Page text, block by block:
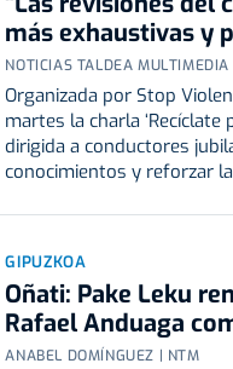
más exhaustivas y
NOTICIAS TALDEA MULTIMEDIA
Organizada por Stop
martes la charla ‘Recíclate
dirigida a conductores
conocimientos y reforzar
GIPUZKOA
Oñati: Pake Leku
Rafael Anduaga
ANABEL DOMÍNGUEZ | NTM